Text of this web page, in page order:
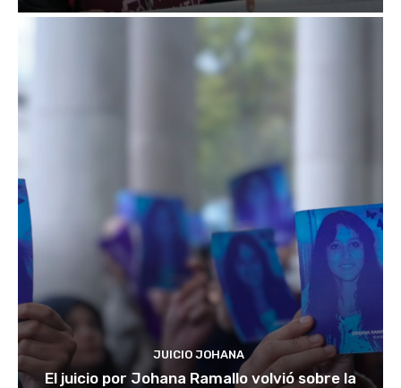
JUICIO JOHANA
El juicio por Johana Ramallo volvió sobre la